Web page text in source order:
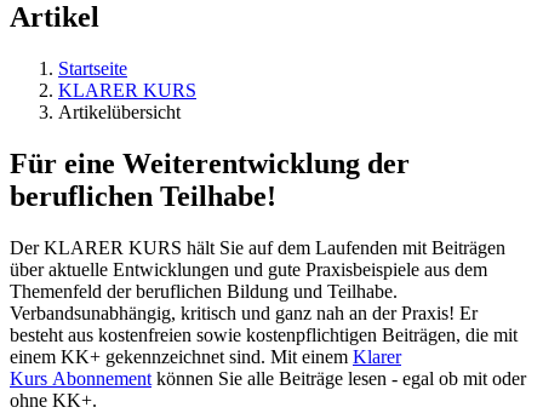
Artikel
Startseite
KLARER KURS
Artikelübersicht
Für eine Weiterentwicklung der
beruflichen Teilhabe!
Der KLARER KURS hält Sie auf dem Laufenden mit Beiträgen
über aktuelle Entwicklungen und gute Praxisbeispiele aus dem
Themenfeld der beruflichen Bildung und Teilhabe.
Verbandsunabhängig, kritisch und ganz nah an der Praxis! Er
besteht aus kostenfreien sowie kostenpflichtigen Beiträgen, die mit
einem KK+ gekennzeichnet sind. Mit einem Klarer
Kurs Abonnement können Sie alle Beiträge lesen - egal ob mit oder
ohne KK+.